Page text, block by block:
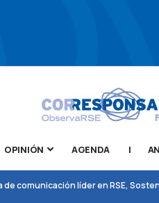
OPINIÓN AGENDA |
comunicación líder en RSE,